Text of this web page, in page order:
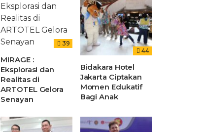
39
MIRAGE :
Eksplorasi dan
Realitas di
ARTOTEL Gelora
Senayan
44
Bidakara Hotel
Jakarta Ciptakan
Momen Edukatif
Bagi Anak